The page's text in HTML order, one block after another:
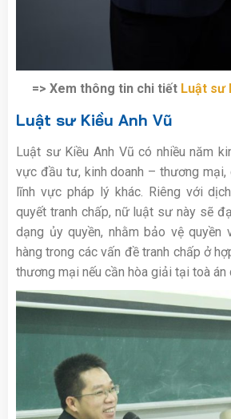
=> Xem thông tin chi tiết Luật sư
Luật sư Kiều Anh Vũ
Luật sư Kiều Anh Vũ có nhiều năm
vực đầu tư, kinh doanh – thương mại,
lĩnh vực pháp lý khác. Riêng với
quyết tranh chấp, nữ luật sư này sẽ
dạng ủy quyền, nhằm bảo vệ quyền
hàng trong các vấn đề tranh chấp ở
thương mại nếu cần hòa giải tại toà án